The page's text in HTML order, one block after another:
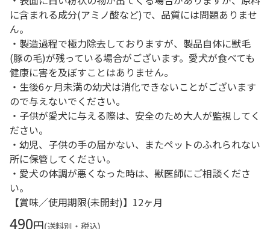
に含まれる成分(アミノ酸など)で、品質には問題ありませ
ん。
・製造過程で極力除去しておりますが、製品自体に獣毛
(豚の毛)が残っている場合がございます。愛犬が食べても
健康に害を及ぼすことはありません。
・生後6ヶ月未満の幼犬は消化できないことがございます
ので与えないでください。
・子供が愛犬に与える際は、安全のため大人が監視してく
ださい。
・幼児、子供の手の届かない、またペットのふれられない
所に保管してください。
・愛犬の体調が悪くなった時は、獣医師にご相談くださ
い。
【賞味／使用期限(未開封)】12ヶ月
490円(送料別・税込)